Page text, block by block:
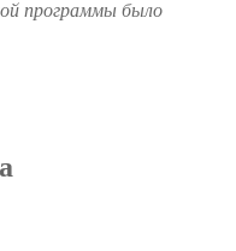
программы было